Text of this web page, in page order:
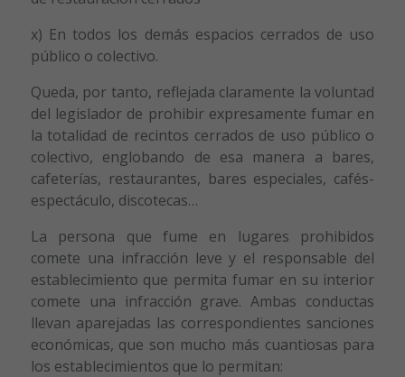
x) En todos los demás espacios cerrados de uso
público o colectivo.
Queda, por tanto, reflejada claramente la voluntad
del legislador de prohibir expresamente fumar en
la totalidad de recintos cerrados de uso público o
colectivo, englobando de esa manera a bares,
cafeterías, restaurantes, bares especiales, cafés-
espectáculo, discotecas…
La persona que fume en lugares prohibidos
comete una infracción leve y el responsable del
establecimiento que permita fumar en su interior
comete una infracción grave. Ambas conductas
llevan aparejadas las correspondientes sanciones
económicas, que son mucho más cuantiosas para
los establecimientos que lo permitan: